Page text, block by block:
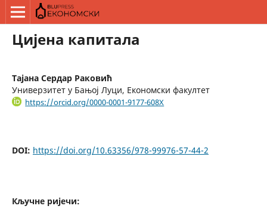
Цијена капитала
Тајана Сердар Раковић
Универзитет у Бањој Луци, Економски факултет
https://orcid.org/0000-0001-9177-608X
DOI: https://doi.org/10.63356/978-99976-57-44-2
Кључне ријечи: